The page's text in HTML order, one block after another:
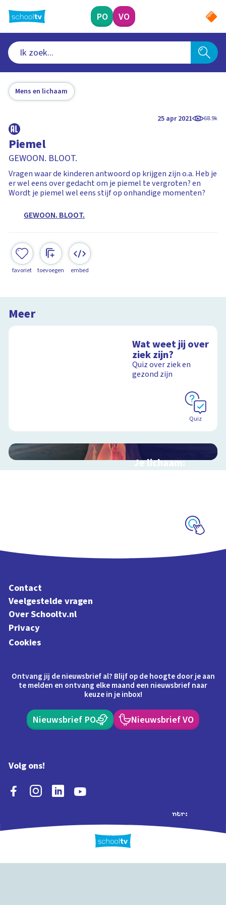
naar
hoofdinhoud
PO VO
Mens en lichaam
25 apr 2021 68.9k
Piemel
GEWOON. BLOOT.
Vragen waar de kinderen antwoord op krijgen zijn o.a. Heb je
er wel eens over gedacht om je piemel te vergroten? en
Wordt je piemel wel eens stijf op onhandige momenten?
GEWOON. BLOOT.
favoriet toevoegen embed
Meer
Wat weet jij over
ziek zijn?
Quiz over ziek en
gezond zijn
Quiz
Je lichaam:
organen
Contact
Veelgestelde vragen
Over Schooltv.nl
Privacy
Cookies
Ontvang jij de nieuwsbrief al? Blijf op de hoogte door je aan
te melden en ontvang elke maand een nieuwsbrief naar
keuze in je inbox!
Nieuwsbrief PO Nieuwsbrief VO
Volg ons!